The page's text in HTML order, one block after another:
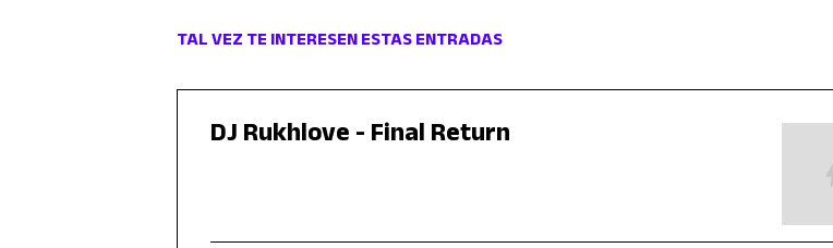
TAL VEZ TE INTERESEN ESTAS ENTRADAS
DJ Rukhlove - Final Return